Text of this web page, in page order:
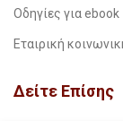
Οδηγίες για ebook
Εταιρική
Δείτε Επίσης